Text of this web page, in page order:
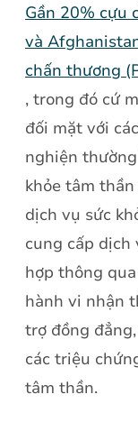
Gần 20% cựu
và
chấn thương
, trong đó cứ
đối mặt với
nghiện
khỏe tâm
dịch vụ sức
cung cấp dịch
hợp thông
hành vi nhận
trợ đồng
các triệu
tâm thần.